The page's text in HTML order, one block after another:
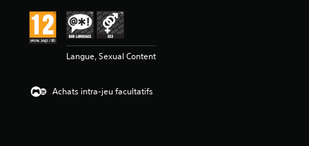
v
s
Langue, Sexual Content
Achats intra-jeu facultatifs